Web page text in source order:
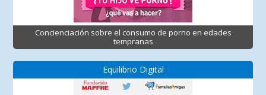
Concienciación sobre el consumo de porno en edades
tempranas
Equilibrio Digital